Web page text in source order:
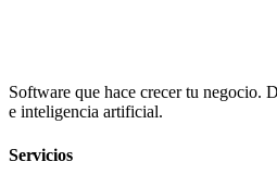
Software que hace crecer tu negocio.
e inteligencia artificial.
Servicios